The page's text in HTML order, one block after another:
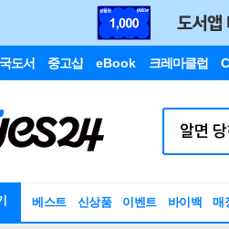
도서 중고샵 eBook 크레마클럽
베스트 신상품 이벤트 바이백 매